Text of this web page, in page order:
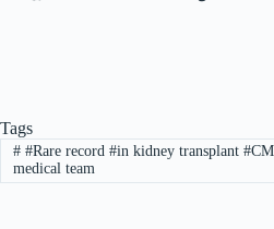
Tags
##Rare record #in kidney transplant
medical team